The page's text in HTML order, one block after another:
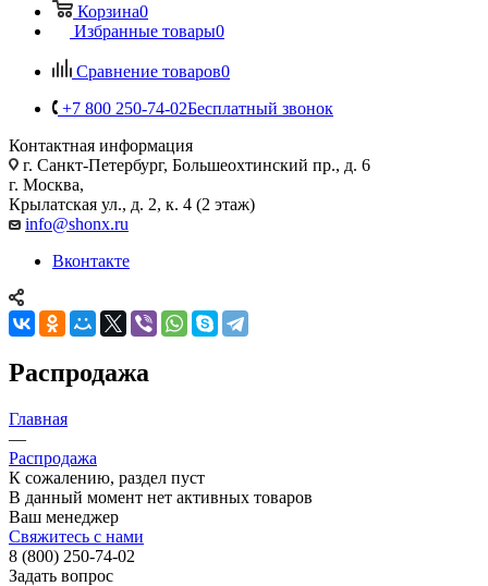
Корзина0
Избранные товары0
Сравнение товаров0
+7 800 250-74-02Бесплатный звонок
Контактная информация
г. Санкт-Петербург, Большеохтинский пр., д. 6
г. Москва,
Крылатская ул., д. 2, к. 4 (2 этаж)
info@shonx.ru
Вконтакте
Распродажа
Главная
—
Распродажа
К сожалению, раздел пуст
В данный момент нет активных товаров
Ваш менеджер
Свяжитесь с нами
8 (800) 250-74-02
Задать вопрос